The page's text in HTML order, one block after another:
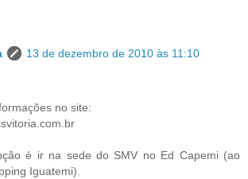
13 de dezembro de 2010 às 11:10
no site:
é ir na sede do SMV no Ed Capemi (ao
Iguatemi).